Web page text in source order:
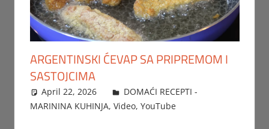
ARGENTINSKI ĆEVAP SA PRIPREMOM I
SASTOJCIMA
April 22, 2026 FTorgAdmin
DOMAĆI RECEPTI -
MARININA KUHINJA, Video, YouTube